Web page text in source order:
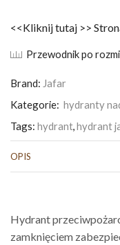
<<Kliknij tutaj >>
Przewodnik po
Brand: Jafar
Kategorie: hydranty
Tags: hydrant,hydrant
OPIS
Hydrant
zamknięciem